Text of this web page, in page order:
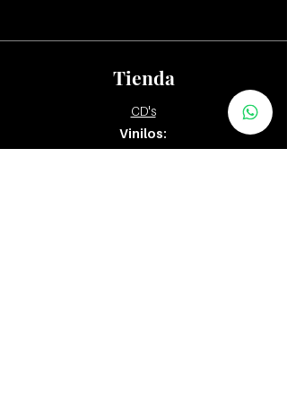
Tienda
CD's
Vinilos: